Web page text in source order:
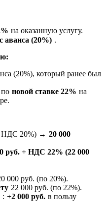
на оказанную услугу.
аванса (20%) .
(20%), который ранее был
новой ставке 22% на
НДС 20%) → 20 000
руб. + НДС 22% (22 000
000 руб. (по 20%).
22 000 руб. (по 22%).
: +2 000 руб. в пользу